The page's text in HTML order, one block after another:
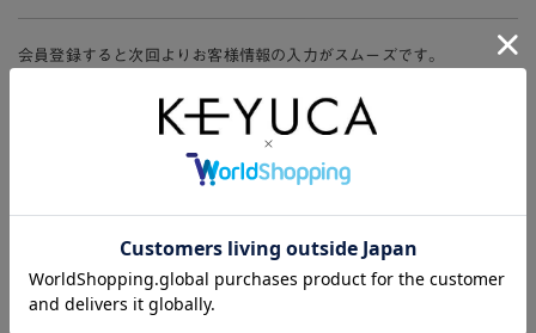
会員登録すると次回よりお客様情報の入力がスムーズです。
ージ、購入履歴をご利用いただけます。